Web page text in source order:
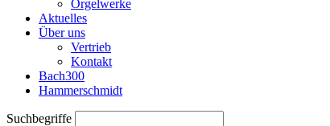
Orgelwerke
Aktuelles
Über uns
Vertrieb
Kontakt
Bach300
Hammerschmidt
Suchbegriffe